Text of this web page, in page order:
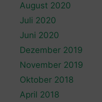
August 2020
Juli 2020
Juni 2020
Dezember 2019
November 2019
Oktober 2018
April 2018